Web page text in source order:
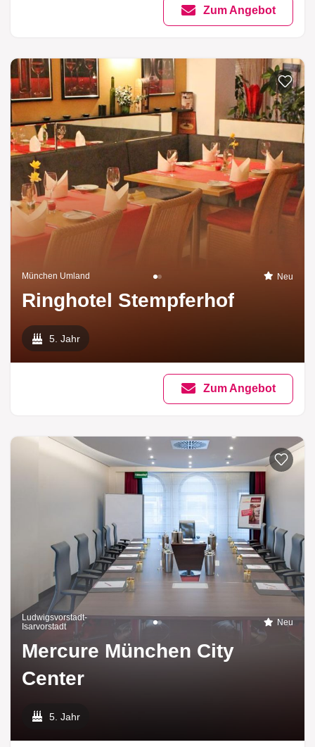
Zum Angebot
Zur
München Umland Neu
Ringhotel Stempferhof
5. Jahr
Zum Angebot
Ludwigsvorstadt-
Isarvorstadt
Neu
Mercure München City
Center
5. Jahr